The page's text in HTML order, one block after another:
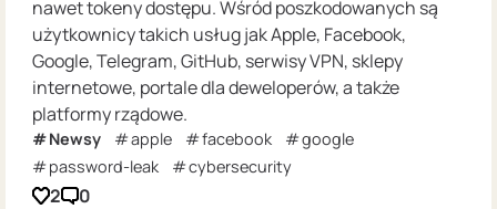
nawet tokeny dostępu. Wśród poszkodowanych są
użytkownicy takich usług jak Apple, Facebook,
Google, Telegram, GitHub, serwisy VPN, sklepy
internetowe, portale dla deweloperów, a także
platformy rządowe.
Newsy apple facebook
google
password-leak
cybersecurity
2 0